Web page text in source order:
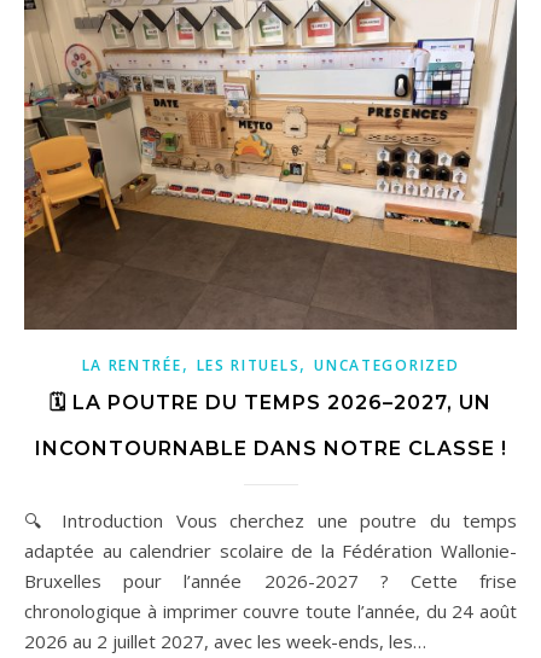
LA RENTRÉE, LES RITUELS,UNCATEGORIZED
🗓️ LA POUTRE DU TEMPS 2026–2027, UN
INCONTOURNABLE DANS NOTRE CLASSE !
🔍 Introduction Vous cherchez une poutre du temps
adaptée au calendrier scolaire de la Fédération Wallonie-
Bruxelles pour l’année 2026-2027 ? Cette frise
chronologique à imprimer couvre toute l’année, du 24 août
2026 au 2 juillet 2027, avec les week-ends, les…